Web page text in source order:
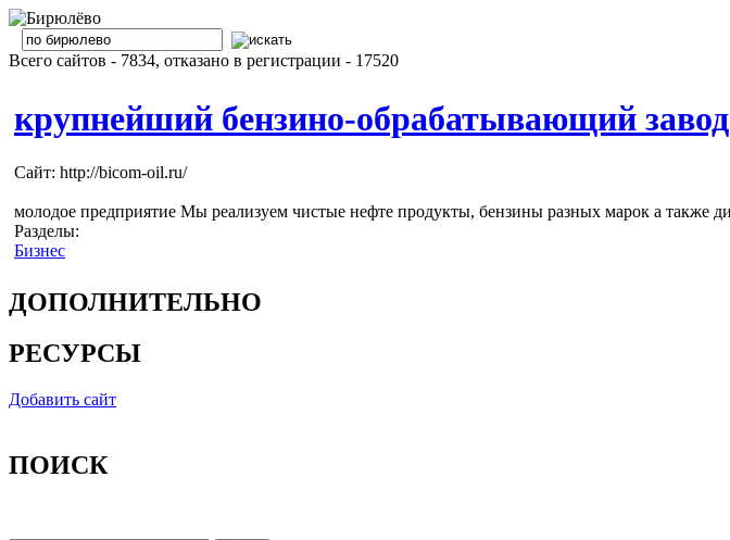
Всего сайтов - 7834, отказано в регистрации - 17520
крупнейший бензино-обрабатывающий
Сайт: http://bicom-oil.ru/
молодое предприятие Мы реализуем чистые нефте продукты, бензины разных марок а также
Разделы:
Бизнес
ДОПОЛНИТЕЛЬНО
РЕСУРСЫ
Добавить сайт
ПОИСК